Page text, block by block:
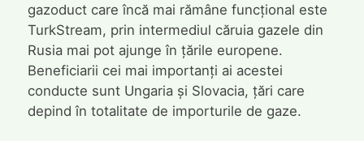
gazoduct care încă mai rămâne funcțional este
TurkStream, prin intermediul căruia gazele din
Rusia mai pot ajunge în țările europene.
Beneficiarii cei mai importanți ai acestei
conducte sunt Ungaria și Slovacia, țări care
depind în totalitate de importurile de gaze.